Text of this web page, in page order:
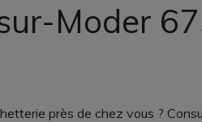
Moder
près de chez vous ?